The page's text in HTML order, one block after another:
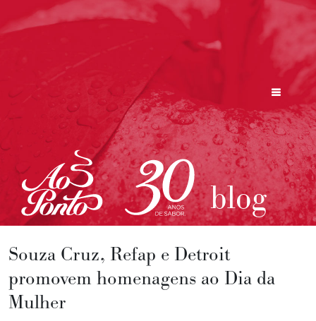
blog
Souza Cruz, Refap e Detroit
promovem homenagens ao Dia da
Mulher